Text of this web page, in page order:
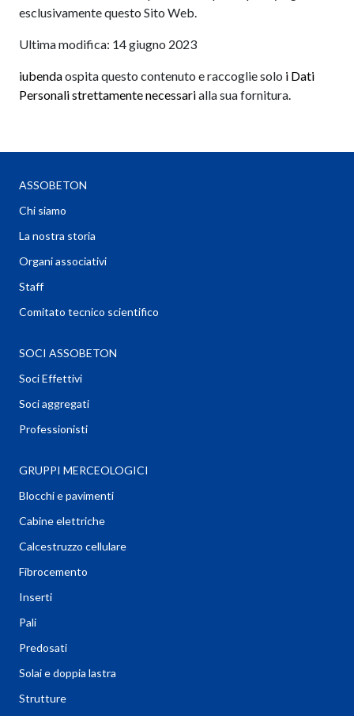
esclusivamente questo Sito Web.
Ultima modifica: 14 giugno 2023
iubendaospita questo contenuto e raccoglie solo i Dati
Personali strettamente necessarialla sua fornitura.
ASSOBETON
Chi siamo
La nostra storia
Organi associativi
Staff
Comitato tecnico scientifico
SOCI ASSOBETON
Soci Effettivi
Soci aggregati
Professionisti
GRUPPI MERCEOLOGICI
Blocchi e pavimenti
Cabine elettriche
Calcestruzzo cellulare
Fibrocemento
Inserti
Pali
Predosati
Solai e doppia lastra
Strutture